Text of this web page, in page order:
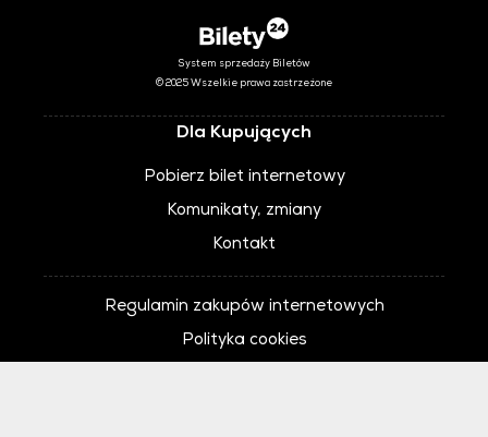
System sprzedaży Biletów
© 2025 Wszelkie prawa zastrzeżone
Dla Kupujących
Pobierz bilet internetowy
Komunikaty, zmiany
Kontakt
Regulamin zakupów internetowych
Polityka cookies